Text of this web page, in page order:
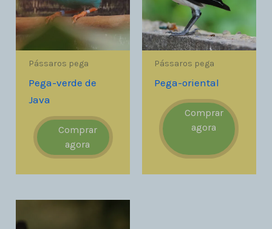
Pássaros pega
Pega-verde de
Java
Comprar
agora
Pássaros pega
Pega-oriental
Comprar
agora